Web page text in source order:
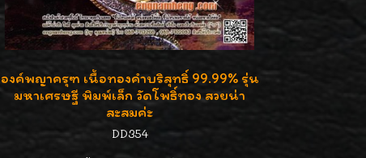
องค์พญาครุฑ เนื้อทองคำบริสุทธิ์ 99.99% รุ่น
มหาเศรษฐี พิมพ์เล็ก วัดโพธิ์ทอง สวยน่า
สะสมค่ะ
DD354